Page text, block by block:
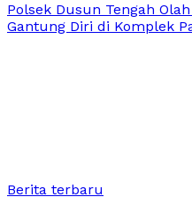
Polsek Dusun Tengah
Gantung Diri di Komplek
Berita terbaru